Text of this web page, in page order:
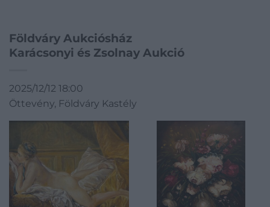
Földváry Aukciósház
Karácsonyi és Zsolnay Aukció
2025/12/12 18:00
Öttevény, Földváry Kastély